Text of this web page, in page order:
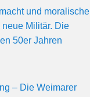
und moralische
Militär. Die
50er Jahren
– Die Weimarer